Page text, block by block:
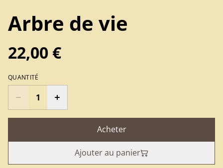
Arbre de vie
22,00 €
QUANTITÉ
Acheter
Ajouter au panier